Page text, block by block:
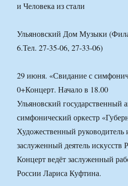
Ульяновский Дом Музыки
6.Тел. 27-35-06, 27-33-06)
29 июня. «Свидание с
0+Концерт. Начало в 18.00
Ульяновский государственный
симфонический оркестр
Художественный
заслуженный деятель искусств
Концерт ведёт заслуженный
России Лариса Куфтина.